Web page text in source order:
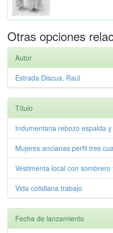
Otras opciones
Autor
Estrada Discua, Raúl
Título
Indumentaria rebozo espalda
Mujeres ancianas perfil tres
Vestimenta local con sombrero
Vida cotidiana trabajo
Fecha de lanzamiento